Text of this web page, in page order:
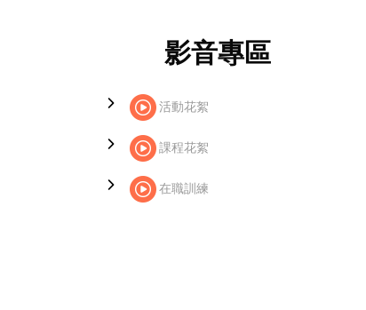
影音專區
活動花絮
課程花絮
在職訓練